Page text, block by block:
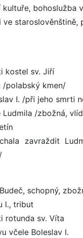
kultuře, bohoslužba
ve
kostel sv. Jiří
/polabský kmen/
I. /při jeho smrti
Ludmila /zbožná,
zavraždit
schopný,
I., tribut
rotunda sv. Víta
včele Boleslav I.